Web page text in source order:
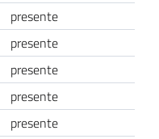
presente
presente
presente
presente
presente